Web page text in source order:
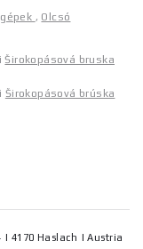
, Olcsó
Širokopásová bruska
Širokopásová brúska
4170 Haslach | Austria